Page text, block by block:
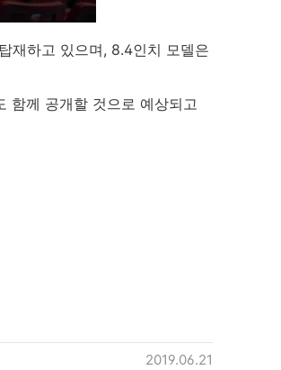
재하고 있으며, 8.4인치 모델은
함께 공개할 것으로 예상되고
2019.06.21